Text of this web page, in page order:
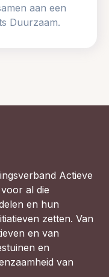
aan een
Duurzaam.
Actieve
al die
en hun
zetten. Van
en van
en
van